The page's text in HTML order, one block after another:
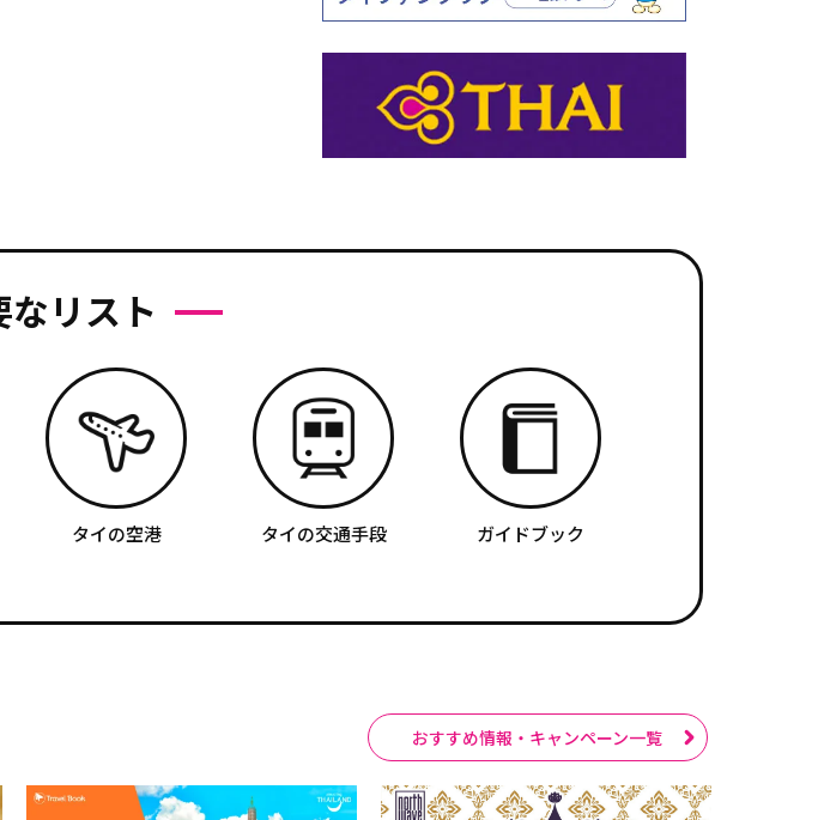
リスト
タイの空港 タイの交通手段 ガイドブック
おすすめ情報・キャンペーン一覧